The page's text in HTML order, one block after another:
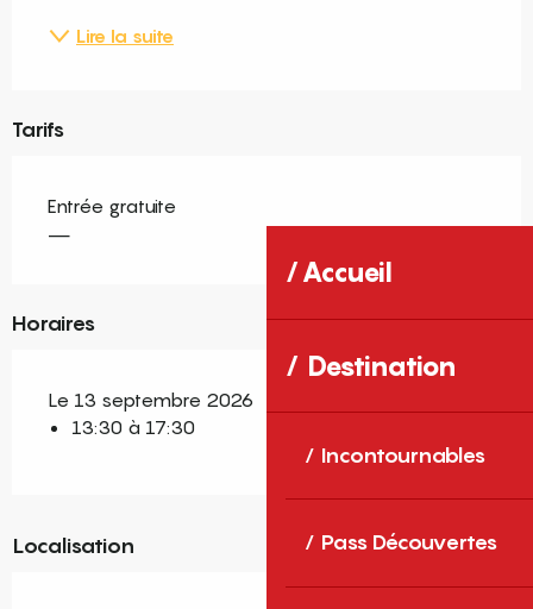
Accueil
Destination
Incontournables
Pass Découvertes
Lire la suite
Tarifs
Entrée gratuite
—
Horaires
Le 13 septembre 2026
13:30 à 17:30
Localisation